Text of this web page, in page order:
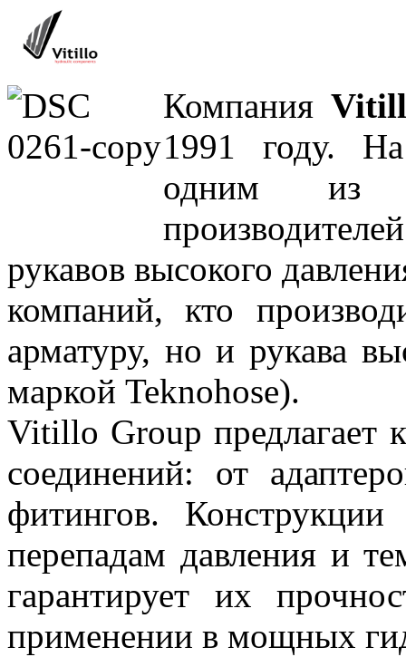
Компания
1991 году.
одним из
рукавов высокого
компаний, кто
арматуру, но и рукава
маркой Teknohose).
Vitillo Group предлагает
соединений: от
фитингов.
перепадам давления и
гарантирует их
применении в мощных